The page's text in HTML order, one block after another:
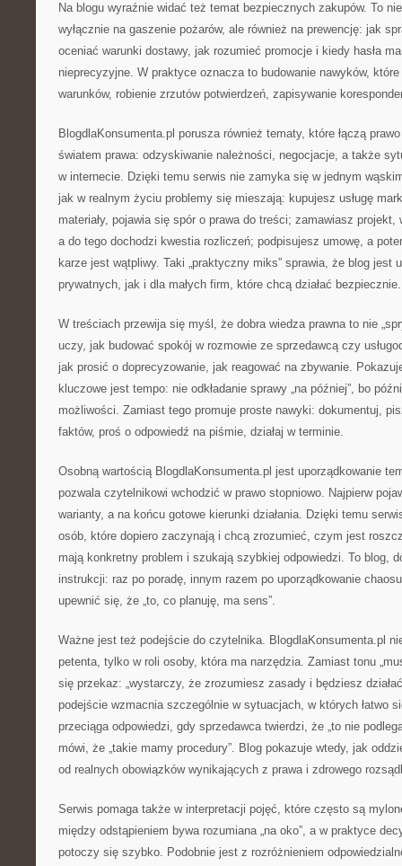
Na blogu wyraźnie widać też temat bezpiecznych zakupów. To
wyłącznie na gaszenie pożarów, ale również na prewencję: jak
oceniać warunki dostawy, jak rozumieć promocje i kiedy hasła
nieprecyzyjne. W praktyce oznacza to budowanie nawyków,
warunków, robienie zrzutów potwierdzeń, zapisywanie
BlogdlaKonsumenta.pl porusza również tematy, które łączą
światem prawa: odzyskiwanie należności, negocjacje, a także
w internecie. Dzięki temu serwis nie zamyka się w jednym
jak w realnym życiu problemy się mieszają: kupujesz usługę
materiały, pojawia się spór o prawa do treści; zamawiasz
a do tego dochodzi kwestia rozliczeń; podpisujesz umowę, a
karze jest wątpliwy. Taki „praktyczny miks” sprawia, że blog jest
prywatnych, jak i dla małych firm, które chcą działać bezpiecznie.
W treściach przewija się myśl, że dobra wiedza prawna to nie
uczy, jak budować spokój w rozmowie ze sprzedawcą czy
jak prosić o doprecyzowanie, jak reagować na zbywanie.
kluczowe jest tempo: nie odkładanie sprawy „na później”, bo
możliwości. Zamiast tego promuje proste nawyki: dokumentuj,
faktów, proś o odpowiedź na piśmie, działaj w terminie.
Osobną wartością BlogdlaKonsumenta.pl jest uporządkowanie
pozwala czytelnikowi wchodzić w prawo stopniowo. Najpierw
warianty, a na końcu gotowe kierunki działania. Dzięki temu
osób, które dopiero zaczynają i chcą zrozumieć, czym jest
mają konkretny problem i szukają szybkiej odpowiedzi. To blog,
instrukcji: raz po poradę, innym razem po uporządkowanie
upewnić się, że „to, co planuję, ma sens”.
Ważne jest też podejście do czytelnika. BlogdlaKonsumenta.pl
petenta, tylko w roli osoby, która ma narzędzia. Zamiast tonu
się przekaz: „wystarczy, że zrozumiesz zasady i będziesz
podejście wzmacnia szczególnie w sytuacjach, w których łatwo
przeciąga odpowiedzi, gdy sprzedawca twierdzi, że „to nie
mówi, że „takie mamy procedury”. Blog pokazuje wtedy, jak
od realnych obowiązków wynikających z prawa i zdrowego
Serwis pomaga także w interpretacji pojęć, które często są
między odstąpieniem bywa rozumiana „na oko”, a w praktyce
potoczy się szybko. Podobnie jest z rozróżnieniem